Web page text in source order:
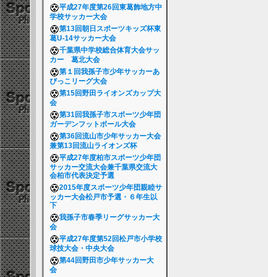
平成27年度第26回東葛飾地方中
学校サッカー大会
第13回朝日スポーツキッズ杯東
葛U-14サッカー大会
千葉県中学校総合体育大会サッ
カー 葛北大会
第１回我孫子市少年サッカーあ
びっこリーグ大会
第15回野田ライオンズカップ大
会
第31回我孫子市スポーツ少年団
ガーデンフットボール大会
第36回流山市少年サッカー大会
兼第13回流山ライオンズ杯
平成27年度柏市スポーツ少年団
サッカー交流大会兼千葉県交流大
会柏市代表決定予選
2015年度スポーツ少年団親睦サ
ッカー大会松戸市予選・６年生以
下
我孫子市春季リーグサッカー大
会
平成27年度第52回松戸市小学校
球技大会・中央大会
第44回野田市少年サッカー大
会